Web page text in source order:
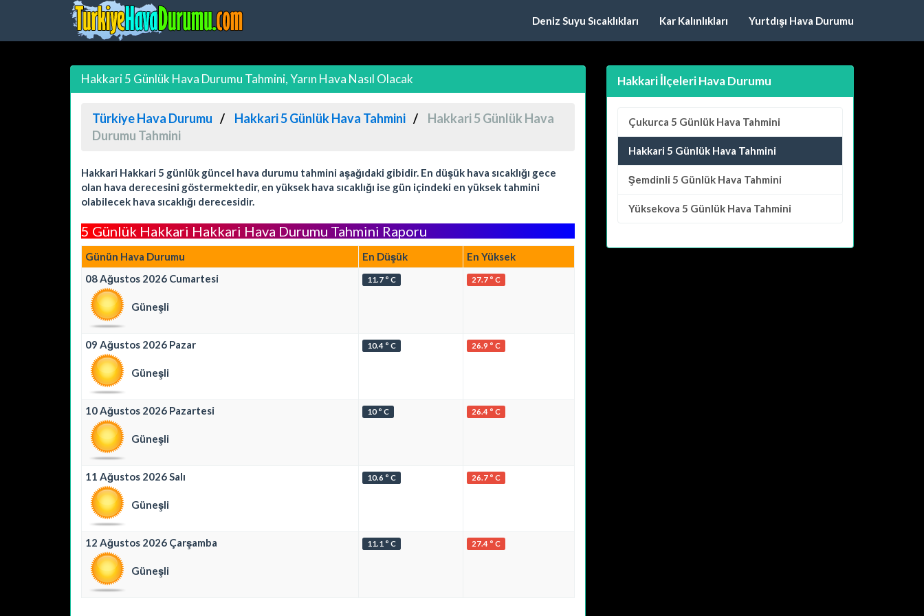
Deniz Suyu Sıcaklıkları Kar Kalınlıkları Yurtdışı Hava Durumu
Hakkari 5 Günlük Hava Durumu Tahmini, Yarın Hava Nasıl Olacak
Türkiye Hava Durumu Hakkari 5 Günlük Hava Tahmini
Hakkari 5 Günlük Hava
Durumu Tahmini
Hakkari Hakkari 5 günlük güncel hava durumu tahmini aşağıdaki gibidir. En düşük hava sıcaklığı gece
olan hava derecesini göstermektedir, en yüksek hava sıcaklığı ise gün içindeki en yüksek tahmini
olabilecek hava sıcaklığı derecesidir.
5 Günlük Hakkari Hakkari Hava Durumu Tahmini Raporu
Günün Hava Durumu En Düşük
En Yüksek
08 Ağustos 2026 Cumartesi
Güneşli
11.7 ° C 27.7 ° C
09 Ağustos 2026 Pazar
Güneşli
10.4 ° C 26.9 ° C
10 Ağustos 2026 Pazartesi
Güneşli
10 ° C 26.4 ° C
11 Ağustos 2026 Salı
Güneşli
10.6 ° C 26.7 ° C
12 Ağustos 2026 Çarşamba
Güneşli
11.1 ° C 27.4 ° C
Hakkari İlçeleri Hava Durumu
Çukurca 5 Günlük Hava Tahmini
Hakkari 5 Günlük Hava Tahmini
Şemdinli 5 Günlük Hava Tahmini
Yüksekova 5 Günlük Hava Tahmini